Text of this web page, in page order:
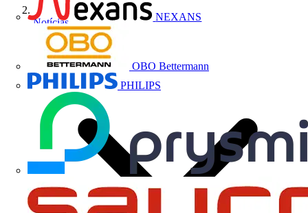
NEXANS
OBO Bettermann
PHILIPS
Notícias